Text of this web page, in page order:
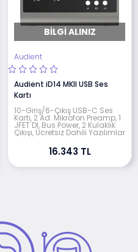
BILGI ALINIZ
Audient
Audient iD14 MKll USB Ses
Kartı
10-Giriş/6-Çıkış USB-C Ses
Kartı, 2 Ad. Mikrofon Preamp, 1
JFET DI, Bus Power, 2 Kulaklık
Çıkışı, Ücretsiz Dahili Yazılımlar
16.343 TL